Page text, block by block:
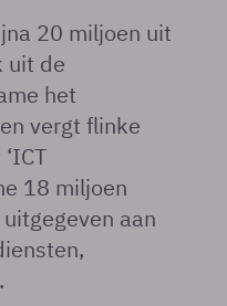
20 miljoen uit
uit de
het
vergt flinke
18 miljoen
aan